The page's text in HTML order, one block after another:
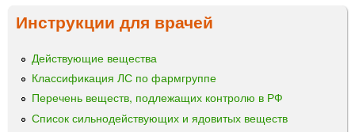
Инструкции для врачей
Действующие вещества
Классификация ЛС по фармгруппе
Перечень веществ, подлежащих контролю в РФ
Список сильнодействующих и ядовитых веществ